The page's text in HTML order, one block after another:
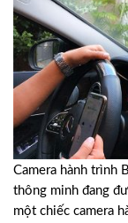
Camera hành trình
thông minh đang
một chiếc camera